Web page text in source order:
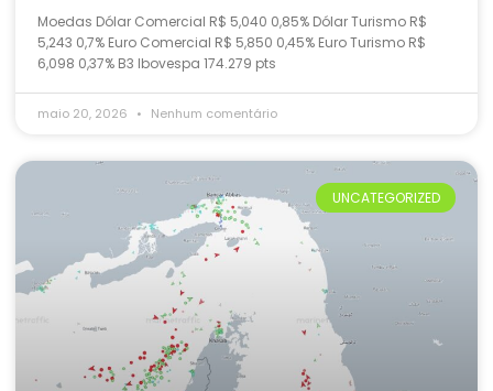
Moedas Dólar Comercial R$ 5,040 0,85% Dólar Turismo R$
5,243 0,7% Euro Comercial R$ 5,850 0,45% Euro Turismo R$
6,098 0,37% B3 Ibovespa 174.279 pts
maio 20, 2026 Nenhum comentário
UNCATEGORIZED